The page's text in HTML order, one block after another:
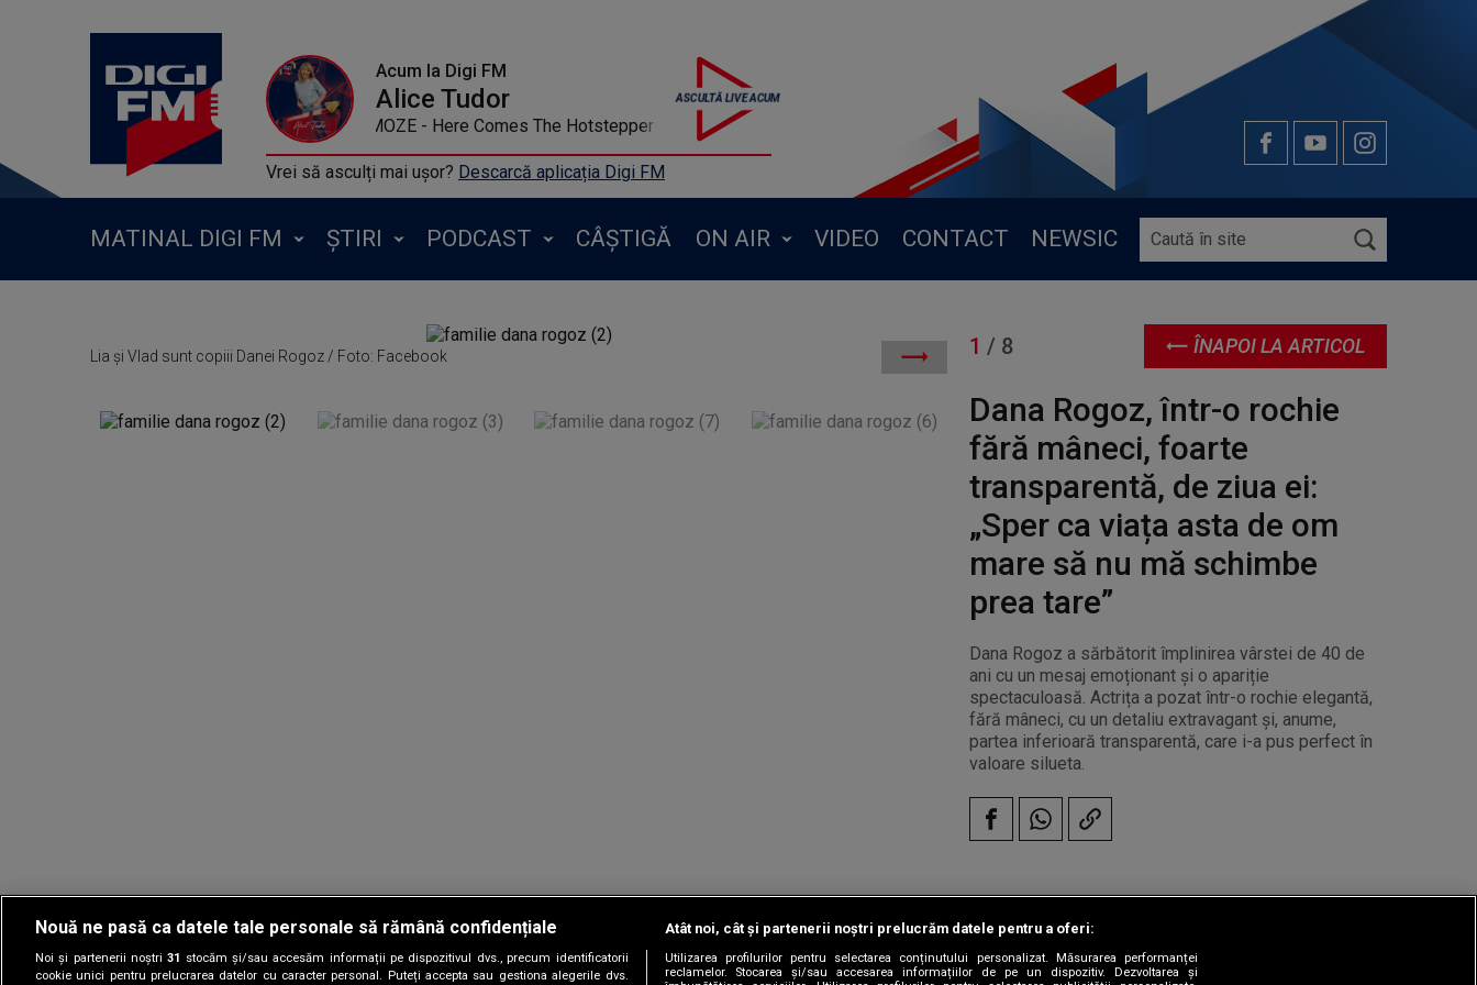
Acum la Digi FM
Alice Tudor
INI KAMOZE - Here Comes The Hotstepper
Vrei să asculți mai ușor? Descarcă aplicația Digi FM
MATINAL DIGI FM ȘTIRI PODCAST CÂȘTIGĂ ON AIR VIDEO CONTACT NEWSIC
Lia și Vlad sunt copiii Danei Rogoz / Foto: Facebook Lia și Vlad sunt copiii Danei Rogoz / Foto: Facebook
ÎNAPOI LA ARTICOL
1 / 8
Dana Rogoz, într-o rochie
fără mâneci, foarte
transparentă, de ziua ei:
„Sper ca viața asta de om
mare să nu mă schimbe
prea tare”
Dana Rogoz a sărbătorit împlinirea vârstei de 40 de
ani cu un mesaj emoționant și o apariție
spectaculoasă. Actrița a pozat într-o rochie elegantă,
fără mâneci, cu un detaliu extravagant și, anume,
partea inferioară transparentă, care i-a pus perfect în
valoare silueta.
Copyright © 2026 / DIGI ROMANIA S.A.
Gestionați preferințele|Termeni și condiții |Politica de confidențialitate|Contact/Info| Codul etic|Sitemap
Nouă ne pasă ca datele tale personale să rămână confidențiale
Noi și partenerii noștri31 stocăm și/sau accesăm informații pe dispozitivul dvs., precum identificatorii
cookie unici pentru prelucrarea datelor cu caracter personal. Puteți accepta sau gestiona alegerile dvs.
Atât noi, cât și partenerii noștri prelucrăm datele pentru a oferi:
Utilizarea profilurilor pentru selectarea conținutului personalizat. Măsurarea performanței
reclamelor. Stocarea și/sau accesarea informațiilor de pe un dispozitiv. Dezvoltarea și